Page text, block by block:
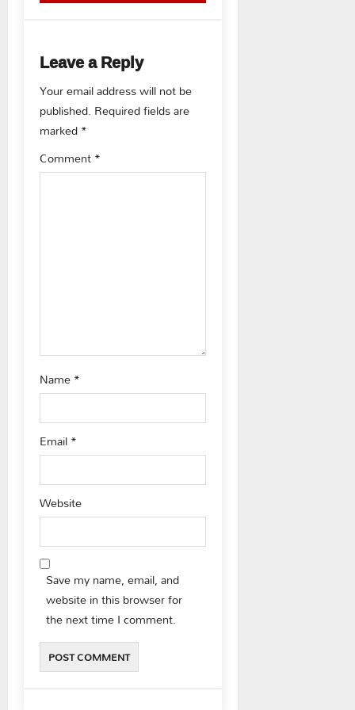
t
n
a
v
i
g
n
Leave a Reply
Your email address will not be
published. Required fields are
marked*
Comment*
Name*
Email*
Website
Save my name, email, and
website in this browser for
the next time I comment.